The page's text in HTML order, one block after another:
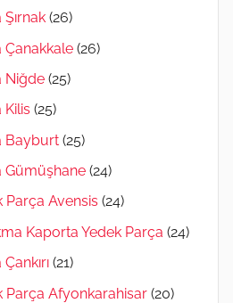
(26)
Çanakkale (26)
Niğde (25)
Kilis (25)
Bayburt (25)
Gümüşhane (24)
Parça Avensis (24)
Kaporta Yedek Parça (24)
(21)
Parça Afyonkarahisar (20)